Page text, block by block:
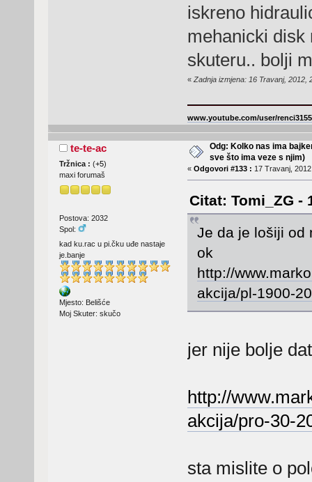
iskreno
mehanicki disk
skuteru.. bolji
« Zadnja izmjena: 16 Travanj, 2012,
www.youtube.com/user/
te-te-ac
Tržnica : (+5)
maxi forumaš
Postova: 2032
Spol:
kad ku.rac u pi.čku uđe nastaje
je.banje
Mjesto: Belišće
Moj Skuter: skučo
Odg: Kolko nas ima
sve što ima veze s njim)
« Odgovori #133 : 17 Travanj,
Citat: Tomi_ZG -
Je da je lošiji od
ok
http://
akcija/pl-1900-
jer nije bolje
http://
akcija/pro-30-
sta mislite o